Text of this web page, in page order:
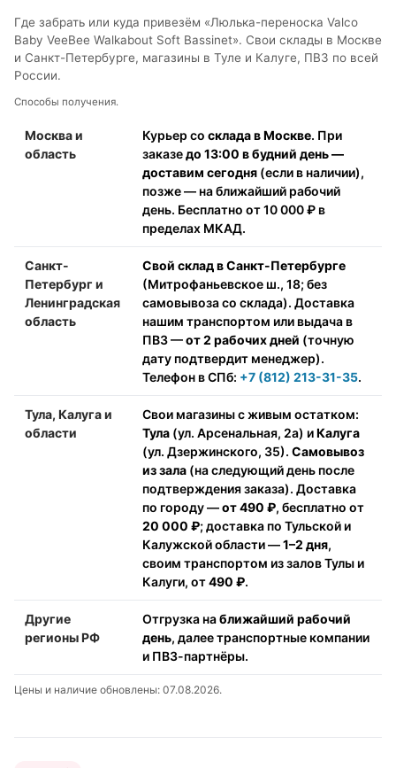
Где забрать или куда привезём «Люлька-переноска Valco
Baby VeeBee Walkabout Soft Bassinet». Свои склады в Москве
и Санкт-Петербурге, магазины в Туле и Калуге, ПВЗ по всей
России.
Способы получения.
Москва и
область
Курьер со склада в Москве. При
заказедо 13:00 в будний день —
доставим сегодня (если в наличии),
позже — на ближайший рабочий
день. Бесплатно от 10 000 ₽ в
пределах МКАД.
Санкт-
Петербург и
Ленинградская
область
Свой склад в Санкт-Петербурге
(Митрофаньевское ш., 18; без
самовывоза со склада). Доставка
нашим транспортом или выдача в
ПВЗ —от 2 рабочих дней (точную
дату подтвердит менеджер).
Телефон в СПб: +7 (812) 213-31-35.
Тула, Калуга и
области
Свои магазины с живым остатком:
Тула (ул. Арсенальная, 2а) иКалуга
(ул. Дзержинского, 35). Самовывоз
из зала (на следующий день после
подтверждения заказа). Доставка
по городу —от 490 ₽, бесплатно от
20 000 ₽; доставка по Тульской и
Калужской области —1–2 дня,
своим транспортом из залов Тулы и
Калуги, от490 ₽.
Другие
регионы РФ
Отгрузка наближайший рабочий
день, далее транспортные компании
и ПВЗ-партнёры.
Цены и наличие обновлены: 07.08.2026.